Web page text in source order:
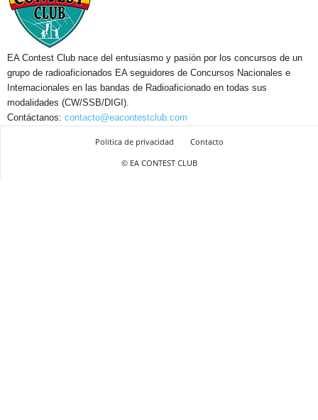
EA Contest Club nace del entusiasmo y pasión por los concursos de un
grupo de radioaficionados EA seguidores de Concursos Nacionales e
Internacionales en las bandas de Radioaficionado en todas sus
modalidades (CW/SSB/DIGI).
Contáctanos: contacto@eacontestclub.com
Politica de privacidad
Contacto
© EA CONTEST CLUB